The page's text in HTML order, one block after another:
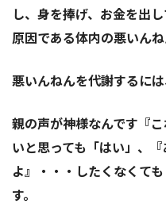
し、身を捧げ、お金を出
原因である体内の悪いん
悪いんねんを代謝するには
親の声が神様なんです『
いと思っても「はい」、
よ』・・・したくなくて
す。